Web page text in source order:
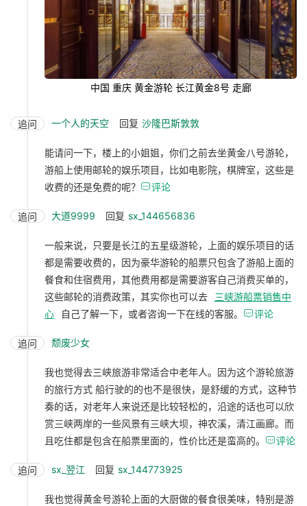
中国 重庆 黄金游轮 长江黄金8号 走廊
追问 一个人的天空 回复 沙隆巴斯敦敦
能请问一下，楼上的小姐姐，你们之前去坐黄金八号游轮，
游船上使用邮轮的娱乐项目，比如电影院，棋牌室，这些是
收费的还是免费的呢？ 评论
追问 大道9999 回复 sx_144656836
一般来说，只要是长江的五星级游轮，上面的娱乐项目的话
都是需要收费的，因为豪华游轮的船票只包含了游船上面的
餐食和住宿费用，其他费用都是需要游客自己消费买单的，
这些邮轮的消费政策，其实你也可以去
三峡游船票销售中
心
自己了解一下，或者咨询一下在线的客服。 评论
追问 颓废少女
我也觉得去三峡旅游非常适合中老年人。因为这个游轮旅游
的旅行方式 船行驶的的也不是很快，是舒缓的方式，这种节
奏的话，对老年人来说还是比较轻松的，沿途的话也可以欣
赏三峡两岸的一些风景有三峡大坝，神农溪，清江画廊。而
且吃住都是包含在船票里面的，性价比还是蛮高的。 评论
追问 sx_翌江 回复 sx_144773925
我也觉得黄金号游轮上面的大厨做的餐食很美味，特别是游